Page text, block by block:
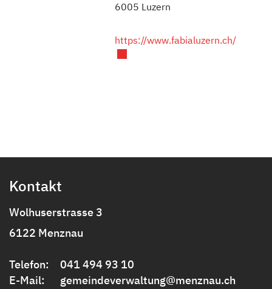
6005 Luzern
https://www.fabialuzern.ch/
Fusszeile
Kontakt
Wolhuserstrasse 3
6122 Menznau
Telefon:
041 494 93 10
E-Mail:
gemeindeverwaltung@menznau.ch